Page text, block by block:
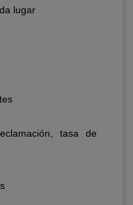
lugar
tasa de